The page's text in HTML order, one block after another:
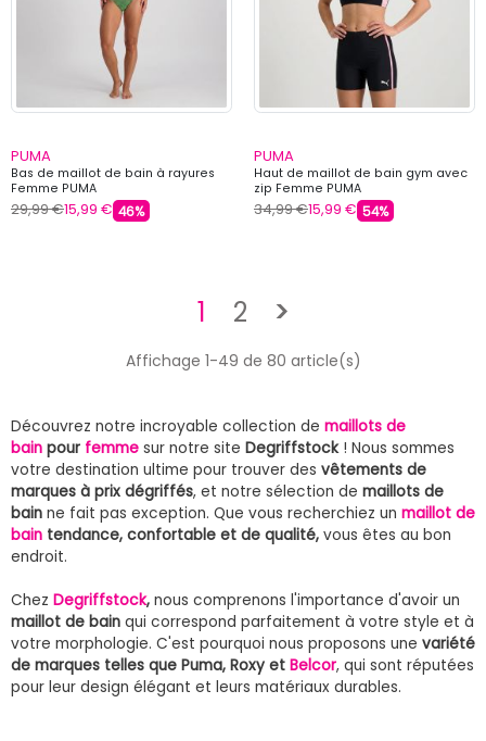
PUMA
Bas de maillot de bain à rayures
Femme PUMA
29,99 €15,99 € 46%
PUMA
Haut de maillot de bain gym avec
zip Femme PUMA
34,99 €15,99 € 54%
1 2 >
Affichage 1-49 de 80 article(s)
Découvrez notre incroyable collection de maillots de
bain pour femme sur notre site Degriffstock! Nous sommes
votre destination ultime pour trouver des vêtements de
marques à prix dégriffés, et notre sélection de maillots de
bain ne fait pas exception. Que vous recherchiez un maillot de
bain tendance, confortable et de qualité, vous êtes au bon
endroit.
Chez Degriffstock, nous comprenons l'importance d'avoir un
maillot de bain qui correspond parfaitement à votre style et à
votre morphologie. C'est pourquoi nous proposons une variété
de marques telles que Puma, Roxy et Belcor, qui sont réputées
pour leur design élégant et leurs matériaux durables.